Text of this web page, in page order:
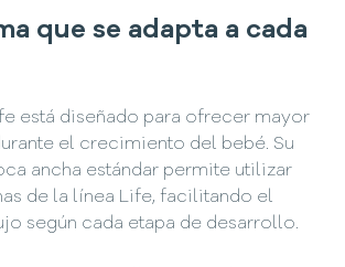
que se adapta a cada
está diseñado para ofrecer mayor
el crecimiento del bebé. Su
ancha estándar permite utilizar
de la línea Life, facilitando el
según cada etapa de desarrollo.